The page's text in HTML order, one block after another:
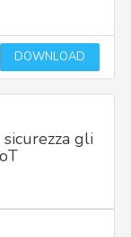
DOWNLOAD
gli